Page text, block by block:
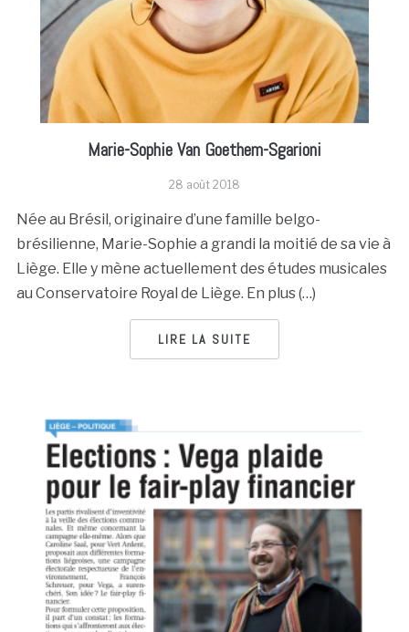
Marie-Sophie Van Goethem-Sgarioni
28 août 2018
Née au Brésil, originaire d’une famille belgo-
brésilienne, Marie-Sophie a grandi la moitié de sa vie à
Liège. Elle y mène actuellement des études musicales
au Conservatoire Royal de Liège. En plus (…)
LIRE LA SUITE